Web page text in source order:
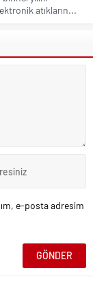
atıkların...
e-posta adresim